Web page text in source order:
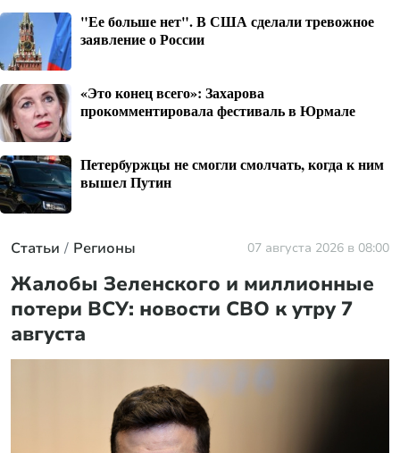
"Ее больше нет". В США сделали тревожное
заявление о России
«Это конец всего»: Захарова
прокомментировала фестиваль в Юрмале
Петербуржцы не смогли смолчать, когда к ним
вышел Путин
Статьи Регионы 07 августа 2026 в 08:00
Жалобы Зеленского и миллионные
потери ВСУ: новости СВО к утру 7
августа